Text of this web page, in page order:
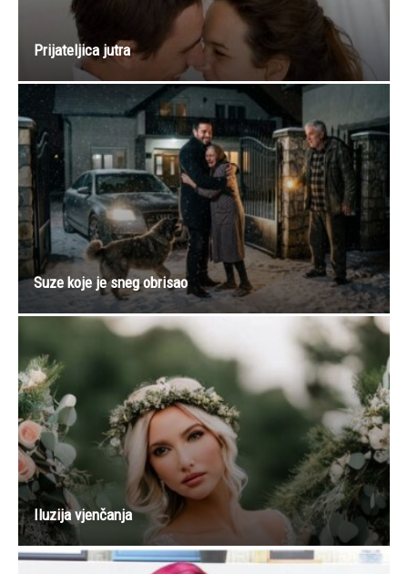
Prijateljica jutra
Suze koje je sneg obrisao
Iluzija vjenčanja